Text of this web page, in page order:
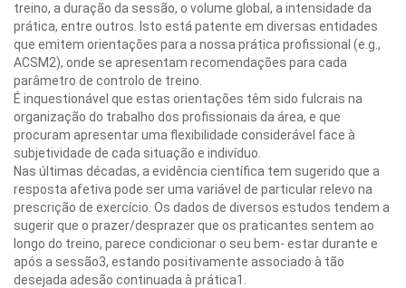
treino, a duração da sessão, o volume global, a intensidade da
prática, entre outros. Isto está patente em diversas entidades
que emitem orientações para a nossa prática profissional (e.g.,
ACSM2), onde se apresentam recomendações para cada
parâmetro de controlo de treino.
É inquestionável que estas orientações têm sido fulcrais na
organização do trabalho dos profissionais da área, e que
procuram apresentar uma flexibilidade considerável face à
subjetividade de cada situação e indivíduo.
Nas últimas décadas, a evidência científica tem sugerido que a
resposta afetiva pode ser uma variável de particular relevo na
prescrição de exercício. Os dados de diversos estudos tendem a
sugerir que o prazer/desprazer que os praticantes sentem ao
longo do treino, parece condicionar o seu bem- estar durante e
após a sessão3, estando positivamente associado à tão
desejada adesão continuada à prática1.